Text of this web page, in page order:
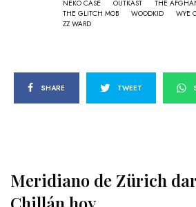
NEKO CASE
OUTKAST THE
THE GLITCH MOB
WOODKID WYE
ZZ WARD
SHARE TWEET
Meridiano de Zürich